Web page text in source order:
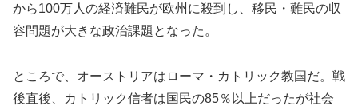
から100万人の経済難民が欧州に殺到し、移民・難民の収
容問題が大きな政治課題となった。
ところで、オーストリアはローマ・カトリック教国だ。戦
後直後、カトリック信者は国民の85％以上だったが社会